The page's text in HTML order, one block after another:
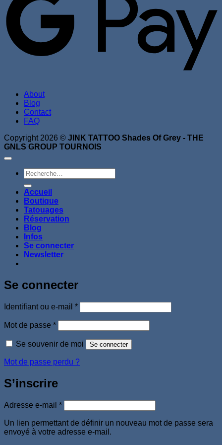
About
Blog
Contact
FAQ
Copyright 2026 © JINK TATTOO Shades Of Grey - THE
GNLS GROUP TOURNOIS
Recherche
pour :
Accueil
Boutique
Tatouages
Réservation
Blog
Infos
Se connecter
Newsletter
Se connecter
Identifiant ou e-mail *Obligatoire
Mot de passe *Obligatoire
Se souvenir de moi Se connecter
Mot de passe perdu ?
S’inscrire
Adresse e-mail *Obligatoire
Un lien permettant de définir un nouveau mot de passe sera
envoyé à votre adresse e-mail.